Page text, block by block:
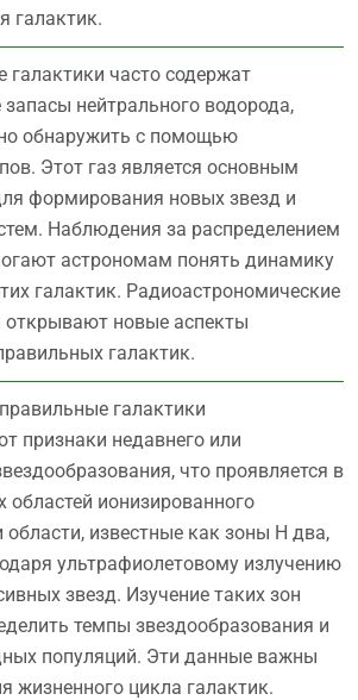
галактик.
галактики часто содержат
нейтрального водорода,
обнаружить с помощью
Этот газ является основным
формирования новых звезд и
Наблюдения за распределением
астрономам понять динамику
галактик. Радиоастрономические
открывают новые аспекты
галактик.
галактики
признаки недавнего или
что проявляется в
областей ионизированного
области, известные как зоны Н два,
ультрафиолетовому излучению
звезд. Изучение таких зон
темпы звездообразования и
популяций. Эти данные важны
жизненного цикла галактик.